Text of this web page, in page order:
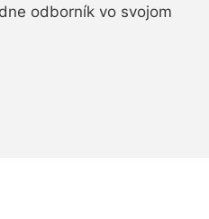
odborník vo svojom